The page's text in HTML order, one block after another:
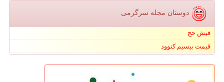
دوستان مجله سرگرمی
فیش حج
قیمت بیسیم کنوود